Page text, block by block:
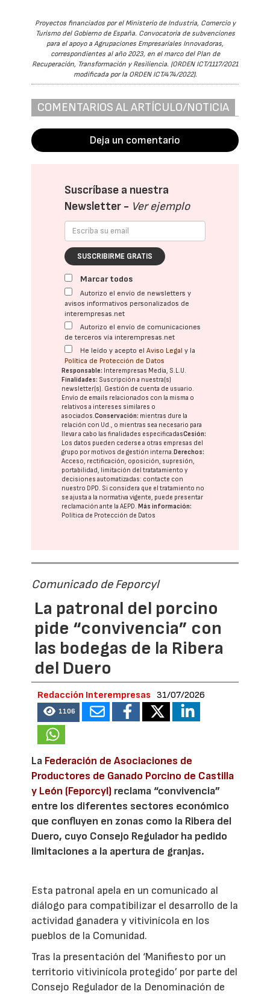
Proyectos financiados por el Ministerio de Industria, Comercio y
Turismo del Gobierno de España. Convocatoria de subvenciones
para el apoyo a Agrupaciones Empresariales Innovadoras,
correspondientes al año 2023, en el marco del Plan de
Recuperación, Transformación y Resiliencia. (ORDEN ICT/1117/2021
modificada por la ORDEN ICT/474/2022).
COMENTARIOS AL ARTÍCULO/NOTICIA
Deja un comentario
Suscríbase a nuestra
Newsletter - Ver ejemplo
SUSCRIBIRME GRATIS
Marcar todos
Autorizo el envío de newsletters y
avisos informativos personalizados de
interempresas.net
Autorizo el envío de comunicaciones
de terceros vía interempresas.net
He leído y acepto elAviso Legal y la
Política de Protección de Datos
Responsable: Interempresas Media, S.L.U.
Finalidades: Suscripción a nuestra(s)
newsletter(s). Gestión de cuenta de usuario.
Envío de emails relacionados con la misma o
relativos a intereses similares o
asociados.Conservación: mientras dure la
relación con Ud., o mientras sea necesario para
llevar a cabo las finalidades especificadasCesión:
Los datos pueden cederse a otras empresas del
grupo por motivos de gestión interna.Derechos:
Acceso, rectificación, oposición, supresión,
portabilidad, limitación del tratatamiento y
decisiones automatizadas: contacte con
nuestro DPD. Si considera que el tratamiento no
se ajusta a la normativa vigente, puede presentar
reclamación ante laAEPD.Más información:
Política de Protección de Datos
Comunicado de Feporcyl
La patronal del porcino
pide “convivencia” con
las bodegas de la Ribera
del Duero
Redacción Interempresas 31/07/2026
1106
La Federación de Asociaciones de
Productores de Ganado Porcino de Castilla
y León (Feporcyl) reclama “convivencia”
entre los diferentes sectores económico
que confluyen en zonas como la Ribera del
Duero, cuyo Consejo Regulador ha pedido
limitaciones a la apertura de granjas.
Esta patronal apela en un comunicado al
diálogo para compatibilizar el desarrollo de la
actividad ganadera y vitivinícola en los
pueblos de la Comunidad.
Tras la presentación del ‘Manifiesto por un
territorio vitivinícola protegido’ por parte del
Consejo Regulador de la Denominación de